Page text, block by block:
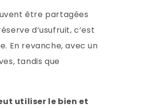
être partagées
d’usufruit, c’est
En revanche, avec un
tandis que
utiliser le bien et